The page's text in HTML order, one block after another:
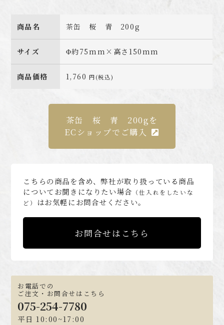
お電話での
ご注文・お問合せはこちら
075-254-7780
平日 10:00~17:00
商品名 茶缶 桜 青 200g
サイズ Φ約75mm×高さ150mm
商品価格 1,760 円(税込)
茶缶 桜 青 200gを
ECショップでご購入
こちらの商品を含め、弊社が取り扱っている商品
についてお聞きになりたい場合 （仕入れをしたいな
ど）
はお気軽にお問合せください。
お問合せはこちら